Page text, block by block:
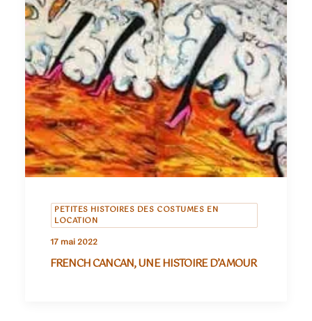
PETITES HISTOIRES DES COSTUMES EN
LOCATION
17 mai 2022
FRENCH CANCAN, UNE HISTOIRE D’AMOUR